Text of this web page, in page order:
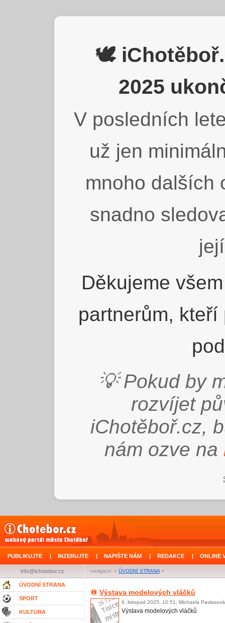
🕊️
2025
V posledních
už jen
mnoho dalších
snadno
Děkujeme
partnerům,
💡 Pokud by
rozvíjet
iChotěboř.cz,
nám ozve na
PUBLIKUJTE | INZERUJTE | NAPIŠTE NÁM | REDAKCE | ONLINE
navigace: » ÚVODNÍ STRANA »
info@ichotebor.cz
ÚVODNÍ STRANA
SPORT
KULTURA
Výstava modelových vláčků
6. listopad 2025, 10:51, Michaela Pavlasová
Výstava modelových vláčků